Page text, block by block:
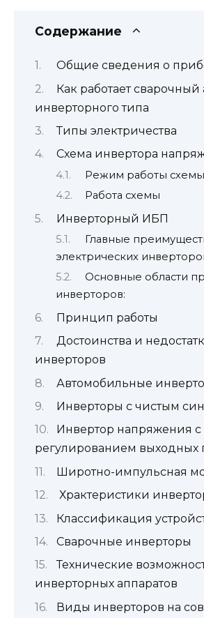
Содержание
Общие сведения о
Как работает сварочный
инверторного типа
Типы электричества
Схема инвертора
Режим работы схемы
Работа схемы
Инверторный ИБП
Главные
электрических
Основные области
инверторов:
Принцип работы
Достоинства и
инверторов
Автомобильные
Инверторы с чистым
Инвертор напряжения с
регулированием выходных
Широтно-импульсная
Храктеристики
Классификация
Сварочные инверторы
Технические
инверторных аппаратов
Виды инверторов на